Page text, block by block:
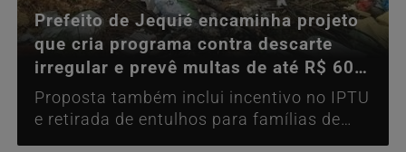
Prefeito de Jequié encaminha projeto
que cria programa contra descarte
irregular e prevê multas de até R$ 60
mil
Proposta também inclui incentivo no IPTU
e retirada de entulhos para famílias de
baixa renda